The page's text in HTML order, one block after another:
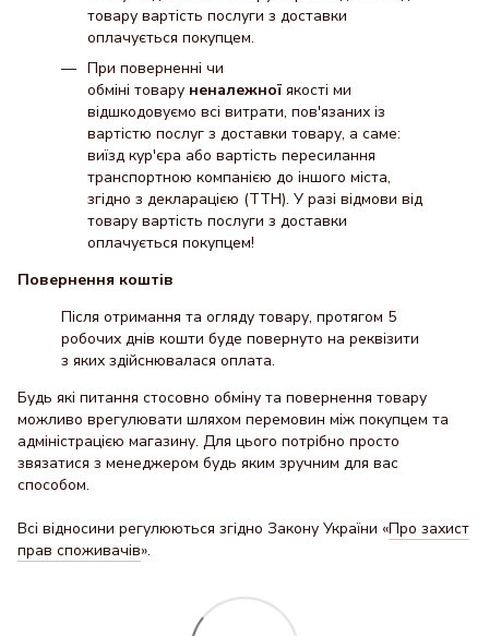
товару вартість послуги з доставки
оплачується покупцем.
При поверненні чи
обміні товару неналежної якості ми
відшкодовуємо всі витрати, пов'язаних із
вартістю послуг з доставки товару, а саме:
виїзд кур'єра або вартість пересилання
транспортною компанією до іншого міста,
згідно з декларацією (ТТН). У разі відмови від
товару вартість послуги з доставки
оплачується покупцем!
Повернення коштів
Після отримання та огляду товару, протягом 5
робочих днів кошти буде повернуто на реквізити
з яких здійснювалася оплата.
Будь які питання стосовно обміну та повернення товару
можливо врегулювати шляхом перемовин між покупцем та
адміністрацією магазину. Для цього потрібно просто
звязатися з менеджером будь яким зручним для вас
способом.
Всі відносини регулюються згідно Закону України «Про захист
прав споживачів».